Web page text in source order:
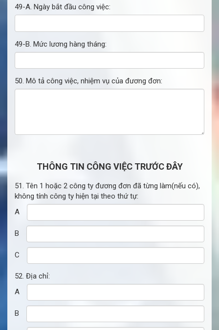
49-A. Ngày bắt đầu công việc:
49-B. Mức lương hàng tháng:
50. Mô tả công việc, nhiệm vụ của đương đơn:
THÔNG TIN CÔNG VIỆC TRƯỚC ĐÂY
51. Tên 1 hoặc 2 công ty đương đơn đã từng làm(nếu có),
không tính công ty hiện tại theo thứ tự:
A
B
C
52. Địa chỉ:
A
B